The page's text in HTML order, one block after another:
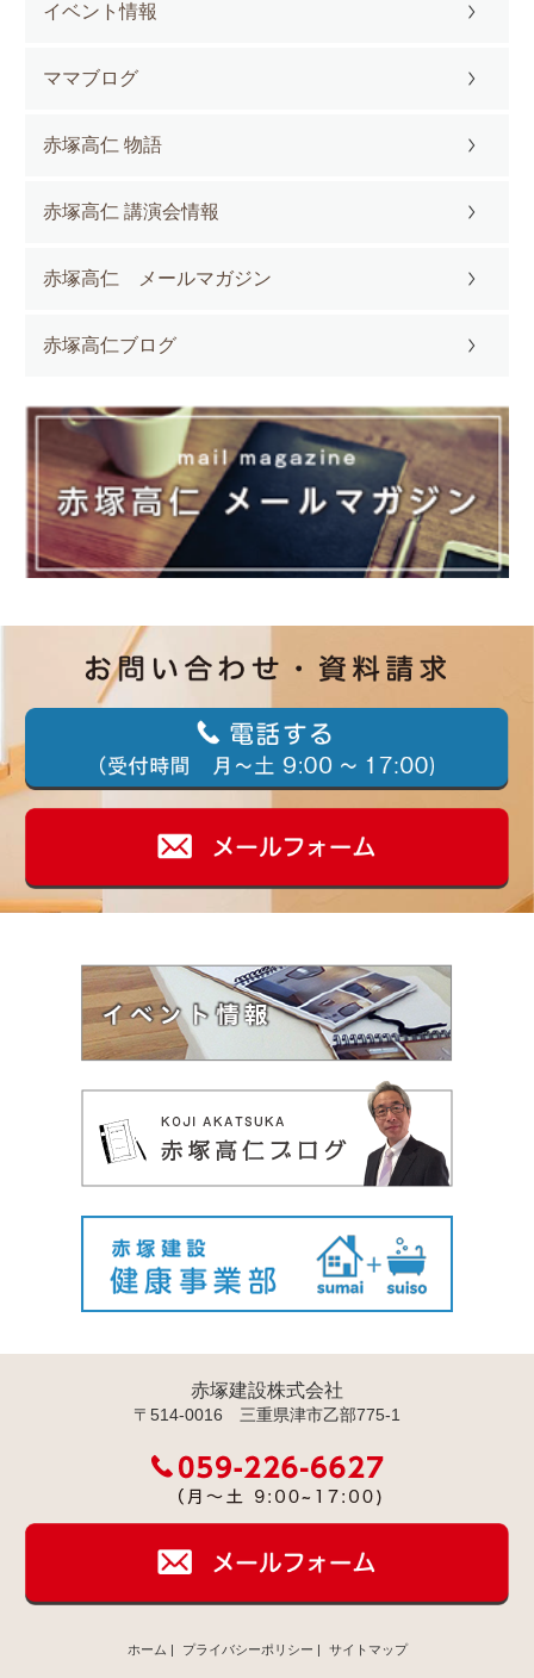
イベント情報
ママブログ
赤塚高仁 物語
赤塚高仁 講演会情報
赤塚高仁 メールマガジン
赤塚高仁ブログ
赤塚建設株式会社
〒514-0016 三重県津市乙部775-1
ホーム | プライバシーポリシー | サイトマップ